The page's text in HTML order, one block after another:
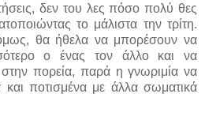
δεν του λες πόσο πολύ θες
το μάλιστα την τρίτη.
θα ήθελα να μπορέσουν να
ο ένας τον άλλο και να
πορεία, παρά η γνωριμία να
ποτισμένα με άλλα σωματικά